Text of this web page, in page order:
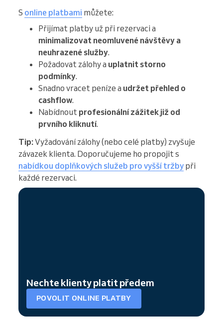
S online platbami můžete:
Přijímat platby už při rezervaci a
minimalizovat neomluvené návštěvy a
neuhrazené služby.
Požadovat zálohy a uplatnit storno
podmínky.
Snadno vracet peníze a udržet přehled o
cashflow.
Nabídnout profesionální zážitek již od
prvního kliknutí.
Tip:Vyžadování zálohy (nebo celé platby) zvyšuje
závazek klienta. Doporučujeme ho propojit s
nabídkou doplňkových služeb pro vyšší tržby při
každé rezervaci.
Nechte klienty platit předem
POVOLIT ONLINE PLATBY